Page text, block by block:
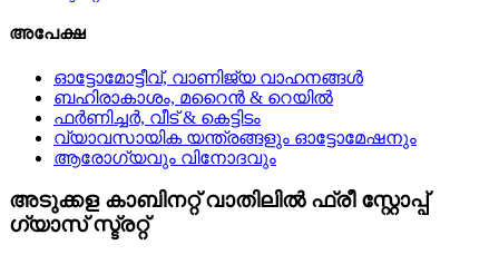
അപേക്ഷ
ഓട്ടോമോട്ടീവ്, വാണിജ്യ വാഹനങ്ങൾ
ബഹിരാകാശം, മറൈൻ & റെയിൽ
ഫർണിച്ചർ, വീട് & കെട്ടിടം
വ്യാവസായിക യന്ത്രങ്ങളും ഓട്ടോമേഷനും
ആരോഗ്യവും വിനോദവും
അടുക്കള കാബിനറ്റ് വാതിലിൽ ഫ്രീ സ്റ്റോപ്പ്
ഗ്യാസ് സ്ട്രറ്റ്